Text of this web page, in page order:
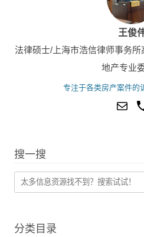
王俊
法律硕士/上海市浩信律师事务
地产专业
专注于各类房产案件的
搜一搜
分类目录